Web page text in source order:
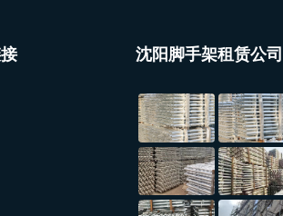
沈阳脚手架租赁公司